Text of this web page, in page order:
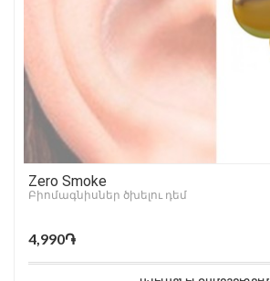
Zero Smoke
Բիոմագնիսներ ծխելու դեմ
4,990֏